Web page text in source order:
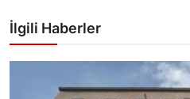
İlgili Haberler